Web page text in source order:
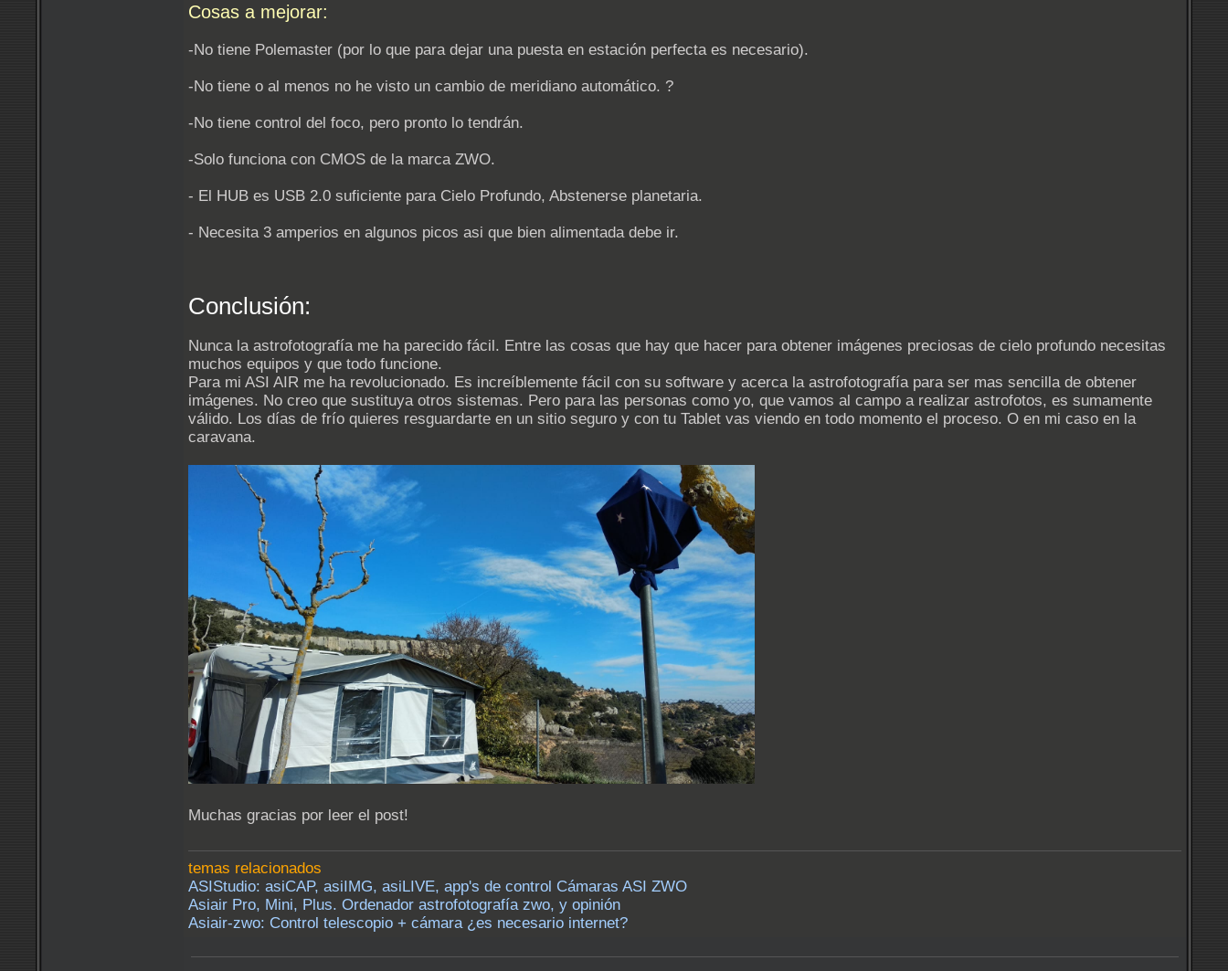
Cosas a mejorar:
-No tiene Polemaster (por lo que para dejar una puesta en estación perfecta es necesario).
-No tiene o al menos no he visto un cambio de meridiano automático. ?
-No tiene control del foco, pero pronto lo tendrán.
-Solo funciona con CMOS de la marca ZWO.
- El HUB es USB 2.0 suficiente para Cielo Profundo, Abstenerse planetaria.
- Necesita 3 amperios en algunos picos asi que bien alimentada debe ir.
Conclusión:
Nunca la astrofotografía me ha parecido fácil. Entre las cosas que hay que hacer para obtener imágenes preciosas de cielo profundo necesitas
muchos equipos y que todo funcione.
Para mi ASI AIR me ha revolucionado. Es increíblemente fácil con su software y acerca la astrofotografía para ser mas sencilla de obtener
imágenes. No creo que sustituya otros sistemas. Pero para las personas como yo, que vamos al campo a realizar astrofotos, es sumamente
válido. Los días de frío quieres resguardarte en un sitio seguro y con tu Tablet vas viendo en todo momento el proceso. O en mi caso en la
caravana.
Muchas gracias por leer el post!
temas relacionados
ASIStudio: asiCAP, asiIMG, asiLIVE, app's de control Cámaras ASI ZWO
Asiair Pro, Mini, Plus. Ordenador astrofotografía zwo, y opinión
Asiair-zwo: Control telescopio + cámara ¿es necesario internet?